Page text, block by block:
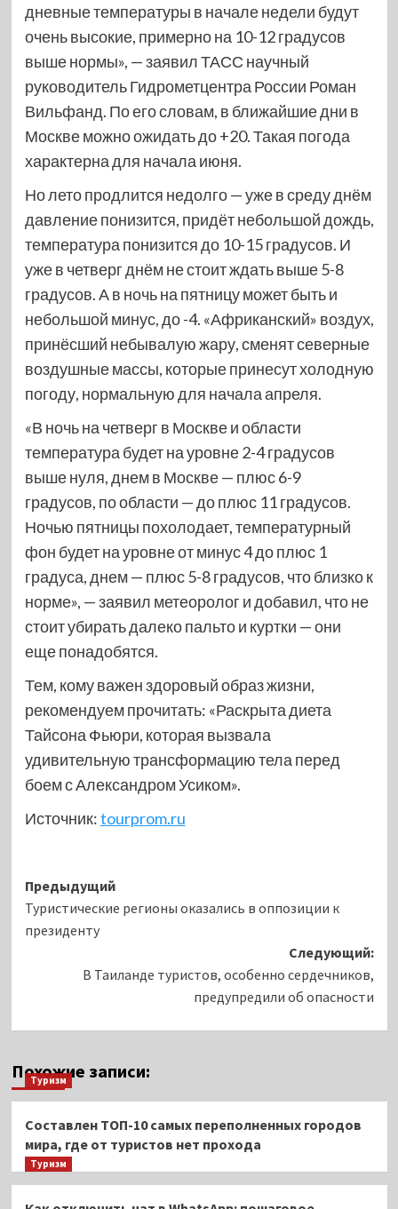
дневные температуры в начале недели будут
очень высокие, примерно на 10-12 градусов
выше нормы», — заявил ТАСС научный
руководитель Гидрометцентра России Роман
Вильфанд. По его словам, в ближайшие дни в
Москве можно ожидать до +20. Такая погода
характерна для начала июня.
Но лето продлится недолго — уже в среду днём
давление понизится, придёт небольшой дождь,
температура понизится до 10-15 градусов. И
уже в четверг днём не стоит ждать выше 5-8
градусов. А в ночь на пятницу может быть и
небольшой минус, до -4. «Африканский» воздух,
принёсший небывалую жару, сменят северные
воздушные массы, которые принесут холодную
погоду, нормальную для начала апреля.
«В ночь на четверг в Москве и области
температура будет на уровне 2-4 градусов
выше нуля, днем в Москве — плюс 6-9
градусов, по области — до плюс 11 градусов.
Ночью пятницы похолодает, температурный
фон будет на уровне от минус 4 до плюс 1
градуса, днем — плюс 5-8 градусов, что близко к
норме», — заявил метеоролог и добавил, что не
стоит убирать далеко пальто и куртки — они
еще понадобятся.
Тем, кому важен здоровый образ жизни,
рекомендуем прочитать: «Раскрыта диета
Тайсона Фьюри, которая вызвала
удивительную трансформацию тела перед
боем с Александром Усиком».
Источник:tourprom.ru
Навигация
записи
Предыдущий
Туристические регионы оказались в оппозиции к
президенту
Следующий:
В Таиланде туристов, особенно сердечников,
предупредили об опасности
Похожие записи:
Туризм
Составлен ТОП-10 самых переполненных городов
мира, где от туристов нет прохода
Туризм